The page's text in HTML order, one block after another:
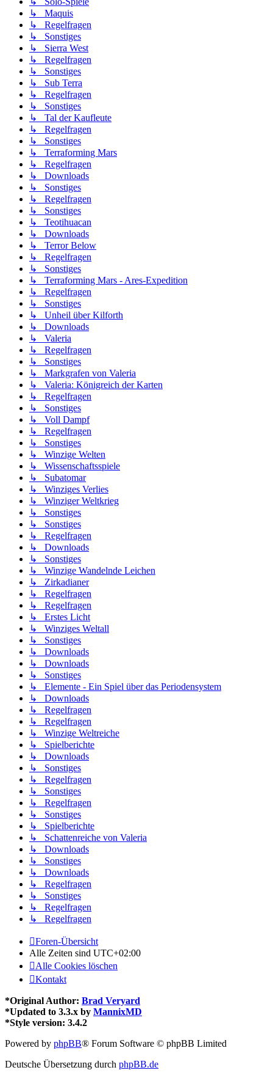
↳ Maquis
↳ Regelfragen
↳ Sonstiges
↳ Sierra West
↳ Regelfragen
↳ Sonstiges
↳ Sub Terra
↳ Regelfragen
↳ Sonstiges
↳ Tal der Kaufleute
↳ Regelfragen
↳ Sonstiges
↳ Terraforming Mars
↳ Regelfragen
↳ Downloads
↳ Sonstiges
↳ Regelfragen
↳ Sonstiges
↳ Teotihuacan
↳ Downloads
↳ Terror Below
↳ Regelfragen
↳ Sonstiges
↳ Terraforming Mars - Ares-Expedition
↳ Regelfragen
↳ Sonstiges
↳ Unheil über Kilforth
↳ Downloads
↳ Valeria
↳ Regelfragen
↳ Sonstiges
↳ Markgrafen von Valeria
↳ Valeria: Königreich der Karten
↳ Regelfragen
↳ Sonstiges
↳ Voll Dampf
↳ Regelfragen
↳ Sonstiges
↳ Winzige Welten
↳ Wissenschaftsspiele
↳ Subatomar
↳ Winziges Verlies
↳ Winziger Weltkrieg
↳ Sonstiges
↳ Sonstiges
↳ Regelfragen
↳ Downloads
↳ Sonstiges
↳ Winzige Wandelnde Leichen
↳ Zirkadianer
↳ Regelfragen
↳ Regelfragen
↳ Erstes Licht
↳ Winziges Weltall
↳ Sonstiges
↳ Downloads
↳ Downloads
↳ Sonstiges
↳ Elemente - Ein Spiel über das Periodensystem
↳ Downloads
↳ Regelfragen
↳ Regelfragen
↳ Winzige Weltreiche
↳ Spielberichte
↳ Downloads
↳ Sonstiges
↳ Regelfragen
↳ Sonstiges
↳ Regelfragen
↳ Sonstiges
↳ Spielberichte
↳ Schattenreiche von Valeria
↳ Downloads
↳ Sonstiges
↳ Downloads
↳ Regelfragen
↳ Sonstiges
↳ Regelfragen
↳ Regelfragen
Foren-Übersicht
Alle Zeiten sind UTC+02:00
Alle Cookies löschen
Kontakt
*Original Author: Brad Veryard
*Updated to 3.3.x by MannixMD
*Style version: 3.4.2
Powered by phpBB® Forum Software © phpBB Limited
Deutsche Übersetzung durch phpBB.de